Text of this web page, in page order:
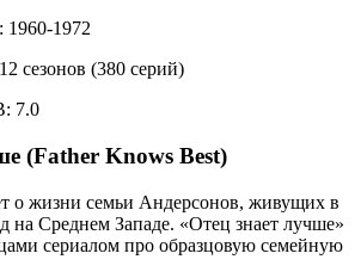
1960-1972
сезонов (380 серий)
7.0
(Father Knows Best)
о жизни семьи Андерсонов, живущих в
на Среднем Западе. «Отец знает лучше»
сериалом про образцовую семейную